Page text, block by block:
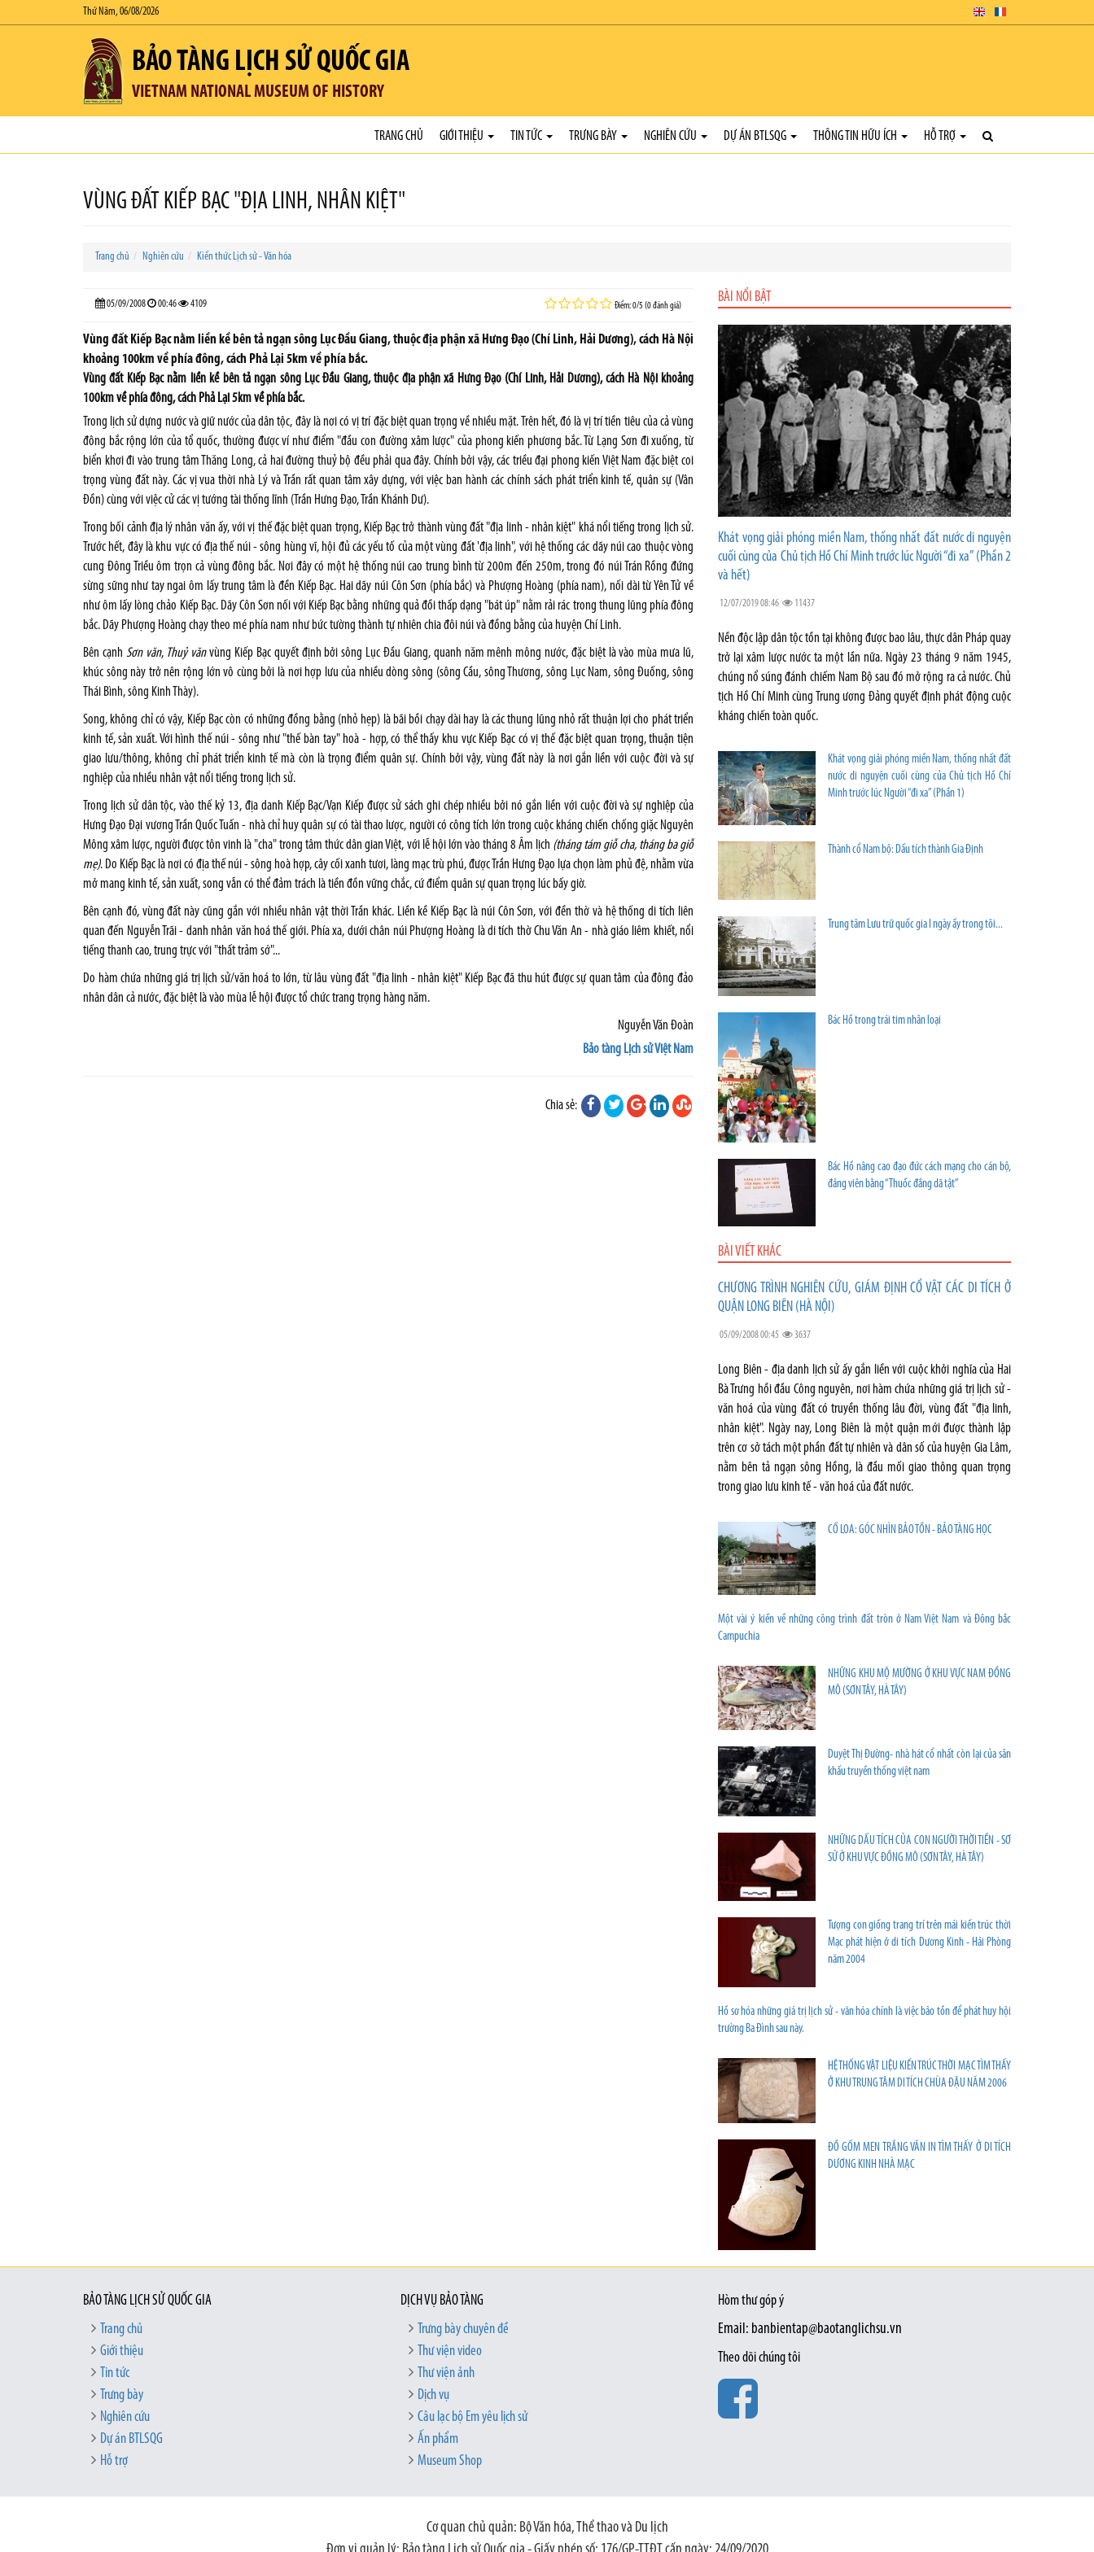
Thứ Năm, 06/08/2026
BẢO TÀNG LỊCH SỬ QUỐC GIA
VIETNAM NATIONAL MUSEUM OF HISTORY
TRANG CHỦ GIỚI THIỆU TIN TỨC TRƯNG BÀY NGHIÊN CỨU DỰ ÁN BTLSQG THÔNG TIN HỮU ÍCH HỖ TRỢ
VÙNG ĐẤT KIẾP BẠC "ĐỊA LINH, NHÂN KIỆT"
Trang chủ Nghiên cứu Kiến thức Lịch sử - Văn hóa
05/09/2008 00:46 4109 Điểm: 0/5 (0 đánh giá)
Vùng đất Kiếp Bạc nằm liền kề bên tả ngạn sông Lục Đầu Giang, thuộc địa phận xã Hưng Đạo (Chí Linh, Hải Dương), cách Hà Nội
khoảng 100km về phía đông, cách Phả Lại 5km về phía bắc.
Vùng đất Kiếp Bạc nằm liền kề bên tả ngạn sông Lục Đầu Giang, thuộc địa phận xã Hưng Đạo (Chí Linh, Hải Dương), cách Hà Nội khoảng
100km về phía đông, cách Phả Lại 5km về phía bắc.
Trong lịch sử dựng nước và giữ nước của dân tộc, đây là nơi có vị trí đặc biệt quan trọng về nhiều mặt. Trên hết, đó là vị trí tiền tiêu của cả vùng
đông bắc rộng lớn của tổ quốc, thường được ví như điểm "đầu con đường xâm lược" của phong kiến phương bắc. Từ Lạng Sơn đi xuống, từ
biển khơi đi vào trung tâm Thăng Long, cả hai đường thuỷ bộ đều phải qua đây. Chính bởi vậy, các triều đại phong kiến Việt Nam đặc biệt coi
trọng vùng đất này. Các vị vua thời nhà Lý và Trần rất quan tâm xây dựng, với việc ban hành các chính sách phát triển kinh tế, quân sự (Vân
Đồn) cùng với việc cử các vị tướng tài thống lĩnh (Trần Hưng Đạo, Trần Khánh Dư).
Trong bối cảnh địa lý nhân văn ấy, với vị thế đặc biệt quan trọng, Kiếp Bạc trở thành vùng đất "địa linh - nhân kiệt" khá nổi tiếng trong lịch sử.
Trước hết, đây là khu vực có địa thế núi - sông hùng vĩ, hội đủ các yếu tố của một vùng đất 'địa linh", với hệ thống các dãy núi cao thuộc vòng
cung Đông Triều ôm trọn cả vùng đông bắc. Nơi đây có một hệ thống núi cao trung bình từ 200m đến 250m, trong đó núi Trán Rồng đứng
sừng sững như tay ngai ôm lấy trung tâm là đền Kiếp Bạc. Hai dãy núi Côn Sơn (phía bắc) và Phượng Hoàng (phía nam), nối dài từ Yên Tử về
như ôm lấy lòng chảo Kiếp Bạc. Dãy Côn Sơn nối với Kiếp Bạc bằng những quả đồi thấp dạng "bát úp" nằm rải rác trong thung lũng phía đông
bắc. Dãy Phượng Hoàng chạy theo mé phía nam như bức tường thành tự nhiên chia đôi núi và đồng bằng của huyện Chí Linh.
Bên cạnh Sơn văn, Thuỷ vănvùng Kiếp Bạc quyết định bởi sông Lục Đầu Giang, quanh năm mênh mông nước, đặc biệt là vào mùa mưa lũ,
khúc sông này trở nên rộng lớn vô cùng bởi là nơi hợp lưu của nhiều dòng sông (sông Cầu, sông Thương, sông Lục Nam, sông Đuống, sông
Thái Bình, sông Kinh Thày).
Song, không chỉ có vậy, Kiếp Bạc còn có những đồng bằng (nhỏ hẹp) là bãi bồi chạy dài hay là các thung lũng nhỏ rất thuận lợi cho phát triển
kinh tế, sản xuất. Với hình thế núi - sông như "thế bàn tay" hoà - hợp, có thể thấy khu vực Kiếp Bạc có vị thế đặc biệt quan trọng, thuận tiện
giao lưu/thông, không chỉ phát triển kinh tế mà còn là trọng điểm quân sự. Chính bởi vậy, vùng đất này là nơi gắn liền với cuộc đời và sự
nghiệp của nhiều nhân vật nổi tiếng trong lịch sử.
Trong lịch sử dân tộc, vào thế kỷ 13, địa danh Kiếp Bạc/Vạn Kiếp được sử sách ghi chép nhiều bởi nó gắn liền với cuộc đời và sự nghiệp của
Hưng Đạo Đại vương Trần Quốc Tuấn - nhà chỉ huy quân sự có tài thao lược, người có công tích lớn trong cuộc kháng chiến chống giặc Nguyên
Mông xâm lược, người được tôn vinh là "cha" trong tâm thức dân gian Việt, với lễ hội lớn vào tháng 8 Âm lịch (tháng tám giỗ cha, tháng ba giỗ
mẹ). Do Kiếp Bạc là nơi có địa thế núi - sông hoà hợp, cây cối xanh tươi, làng mạc trù phú, được Trần Hưng Đạo lựa chọn làm phủ đệ, nhằm vừa
mở mang kinh tế, sản xuất, song vẫn có thể đảm trách là tiền đồn vững chắc, cứ điểm quân sự quan trọng lúc bấy giờ.
Bên cạnh đó, vùng đất này cũng gắn với nhiều nhân vật thời Trần khác. Liền kề Kiếp Bạc là núi Côn Sơn, với đền thờ và hệ thống di tích liên
quan đến Nguyễn Trãi - danh nhân văn hoá thế giới. Phía xa, dưới chân núi Phượng Hoàng là di tích thờ Chu Văn An - nhà giáo liêm khiết, nổi
tiếng thanh cao, trung trực với "thất trảm sớ"...
Do hàm chứa những giá trị lịch sử/văn hoá to lớn, từ lâu vùng đất "địa linh - nhân kiệt" Kiếp Bạc đã thu hút được sự quan tâm của đông đảo
nhân dân cả nước, đặc biệt là vào mùa lễ hội được tổ chức trang trọng hàng năm.
Nguyễn Văn Đoàn
Bảo tàng Lịch sử Việt Nam
Chia sẻ:
BÀI NỔI BẬT
Khát vọng giải phóng miền Nam, thống nhất đất nước di nguyện
cuối cùng của Chủ tịch Hồ Chí Minh trước lúc Người “đi xa” (Phần 2
và hết)
12/07/2019 08:46 11437
Nền độc lập dân tộc tồn tại không được bao lâu, thực dân Pháp quay
trở lại xâm lược nước ta một lần nữa. Ngày 23 tháng 9 năm 1945,
chúng nổ súng đánh chiếm Nam Bộ sau đó mở rộng ra cả nước. Chủ
tịch Hồ Chí Minh cùng Trung ương Đảng quyết định phát động cuộc
kháng chiến toàn quốc.
Khát vọng giải phóng miền Nam, thống nhất đất
nước di nguyện cuối cùng của Chủ tịch Hồ Chí
Minh trước lúc Người “đi xa” (Phần 1)
Thành cổ Nam bộ: Dấu tích thành Gia Định
Trung tâm Lưu trữ quốc gia I ngày ấy trong tôi...
Bác Hồ trong trái tim nhân loại
Bác Hồ nâng cao đạo đức cách mạng cho cán bộ,
đảng viên bằng “Thuốc đắng dã tật”
BÀI VIẾT KHÁC
CHƯƠNG TRÌNH NGHIÊN CỨU, GIÁM ĐỊNH CỔ VẬT CÁC DI TÍCH Ở
QUẬN LONG BIÊN (HÀ NỘI)
05/09/2008 00:45 3637
Long Biên - địa danh lịch sử ấy gắn liền với cuộc khởi nghĩa của Hai
Bà Trưng hồi đầu Công nguyên, nơi hàm chứa những giá trị lịch sử -
văn hoá của vùng đất có truyền thống lâu đời, vùng đất "địa linh,
nhân kiệt". Ngày nay, Long Biên là một quận mới được thành lập
trên cơ sở tách một phần đất tự nhiên và dân số của huyện Gia Lâm,
nằm bên tả ngạn sông Hồng, là đầu mối giao thông quan trọng
trong giao lưu kinh tế - văn hoá của đất nước.
CỔ LOA: GÓC NHÌN BẢO TỒN - BẢO TÀNG HỌC
Một vài ý kiến về những công trình đất tròn ở Nam Việt Nam và Đông bắc
Campuchia
NHỮNG KHU MỘ MƯỜNG Ở KHU VỰC NAM ĐỒNG
MÔ (SƠN TÂY, HÀ TÂY)
Duyệt Thị Đường- nhà hát cổ nhất còn lại của sân
khấu truyền thống việt nam
NHỮNG DẤU TÍCH CỦA CON NGƯỜI THỜI TIỀN - SƠ
SỬ Ở KHU VỰC ĐỒNG MÔ (SƠN TÂY, HÀ TÂY)
Tượng con giống trang trí trên mái kiến trúc thời
Mạc phát hiện ở di tích Dương Kinh - Hải Phòng
năm 2004
Hồ sơ hóa những giá trị lịch sử - văn hóa chính là việc bảo tồn để phát huy hội
trường Ba Đình sau này.
HỆ THỐNG VẬT LIỆU KIẾN TRÚC THỜI MẠC TÌM THẤY
Ở KHU TRUNG TÂM DI TÍCH CHÙA ĐẬU NĂM 2006
ĐỒ GỐM MEN TRẮNG VĂN IN TÌM THẤY Ở DI TÍCH
D­ƯƠNG KINH NHÀ MẠC
BẢO TÀNG LỊCH SỬ QUỐC GIA
Trang chủ
Giới thiệu
Tin tức
Trưng bày
Nghiên cứu
Dự án BTLSQG
Hỗ trợ
DỊCH VỤ BẢO TÀNG
Trưng bày chuyên đề
Thư viện video
Thư viện ảnh
Dịch vụ
Câu lạc bộ Em yêu lịch sử
Ấn phẩm
Museum Shop
Hòm thư góp ý
Email: banbientap@baotanglichsu.vn
Theo dõi chúng tôi
Cơ quan chủ quản: Bộ Văn hóa, Thể thao và Du lịch